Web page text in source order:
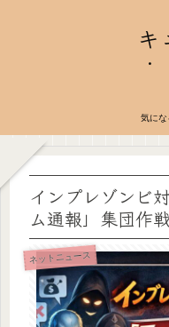
気にな
インプレゾンビ
ム通報」集団作
ネットニュース